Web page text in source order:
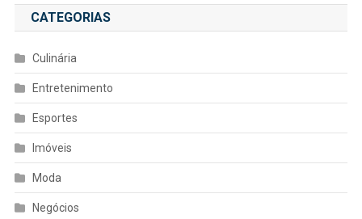
CATEGORIAS
Culinária
Entretenimento
Esportes
Imóveis
Moda
Negócios